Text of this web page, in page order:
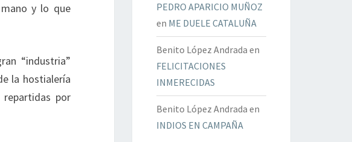
y lo que
“industria”
la hostialería
repartidas por
PEDRO APARICIO MUÑOZ
en ME DUELE CATALUÑA
Benito López Andrada en
FELICITACIONES
INMERECIDAS
Benito López Andrada en
INDIOS EN CAMPAÑA